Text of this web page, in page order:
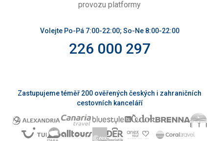
provozu platformy
Volejte Po-Pá 7:00-22:00; So-Ne 8:00-22:00
226 000 297
Zastupujeme téměř 200 ověřených českých i zahraničních
cestovních kanceláří